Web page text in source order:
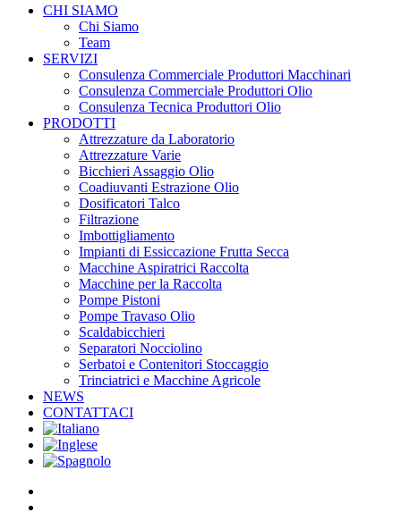
Close
CHI SIAMO
Chi Siamo
Team
SERVIZI
Consulenza Commerciale Produttori Macchinari
Consulenza Commerciale Produttori Olio
Consulenza Tecnica Produttori Olio
PRODOTTI
Attrezzature da Laboratorio
Attrezzature Varie
Bicchieri Assaggio Olio
Coadiuvanti Estrazione Olio
Dosificatori Talco
Filtrazione
Imbottigliamento
Impianti di Essiccazione Frutta Secca
Macchine Aspiratrici Raccolta
Macchine per la Raccolta
Pompe Pistoni
Pompe Travaso Olio
Scaldabicchieri
Separatori Nocciolino
Serbatoi e Contenitori Stoccaggio
Trinciatrici e Macchine Agricole
NEWS
CONTATTACI